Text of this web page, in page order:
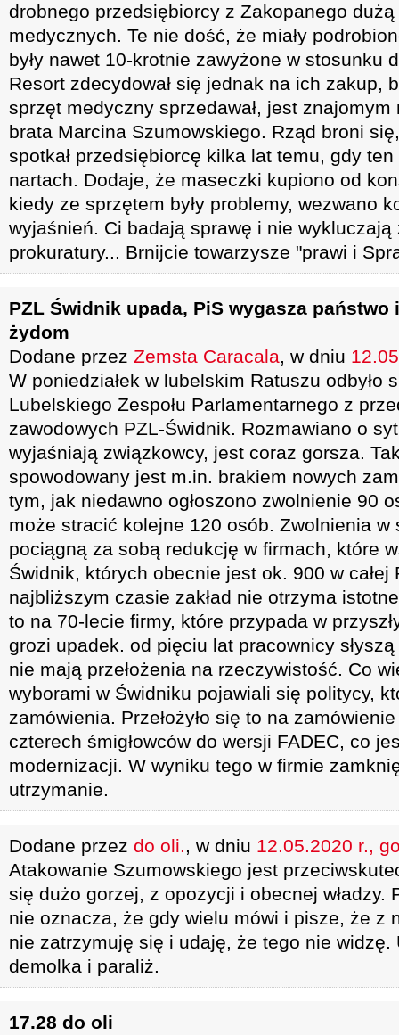
drobnego przedsiębiorcy z Zakopanego
medycznych. Te nie dość, że miały
były nawet 10-krotnie zawyżone w stosunku
Resort zdecydował się jednak na ich zakup,
sprzęt medyczny sprzedawał, jest
brata Marcina Szumowskiego. Rząd broni
spotkał przedsiębiorcę kilka lat temu, gdy ten
nartach. Dodaje, że maseczki kupiono od
kiedy ze sprzętem były problemy, wezwano
wyjaśnień. Ci badają sprawę i nie wykluczają
prokuratury... Brnijcie towarzysze "prawi i
PZL Świdnik upada, PiS wygasza państwo
żydom
Dodane przez Zemsta Caracala, w dniu
W poniedziałek w lubelskim Ratuszu odbyło
Lubelskiego Zespołu Parlamentarnego z
zawodowych PZL-Świdnik. Rozmawiano o
wyjaśniają związkowcy, jest coraz gorsza.
spowodowany jest m.in. brakiem nowych
tym, jak niedawno ogłoszono zwolnienie 90
może stracić kolejne 120 osób. Zwolnienia w
pociągną za sobą redukcję w firmach, które
Świdnik, których obecnie jest ok. 900 w całej
najbliższym czasie zakład nie otrzyma
to na 70-lecie firmy, które przypada w
grozi upadek. od pięciu lat pracownicy
nie mają przełożenia na rzeczywistość. Co
wyborami w Świdniku pojawiali się politycy,
zamówienia. Przełożyło się to na
czterech śmigłowców do wersji FADEC, co
modernizacji. W wyniku tego w firmie
utrzymanie.
Dodane przez do oli., w dniu 12.05.2020 r.,
Atakowanie Szumowskiego jest
się dużo gorzej, z opozycji i obecnej władzy.
nie oznacza, że gdy wielu mówi i pisze, że z
nie zatrzymuję się i udaję, że tego nie widzę.
demolka i paraliż.
17.28 do oli